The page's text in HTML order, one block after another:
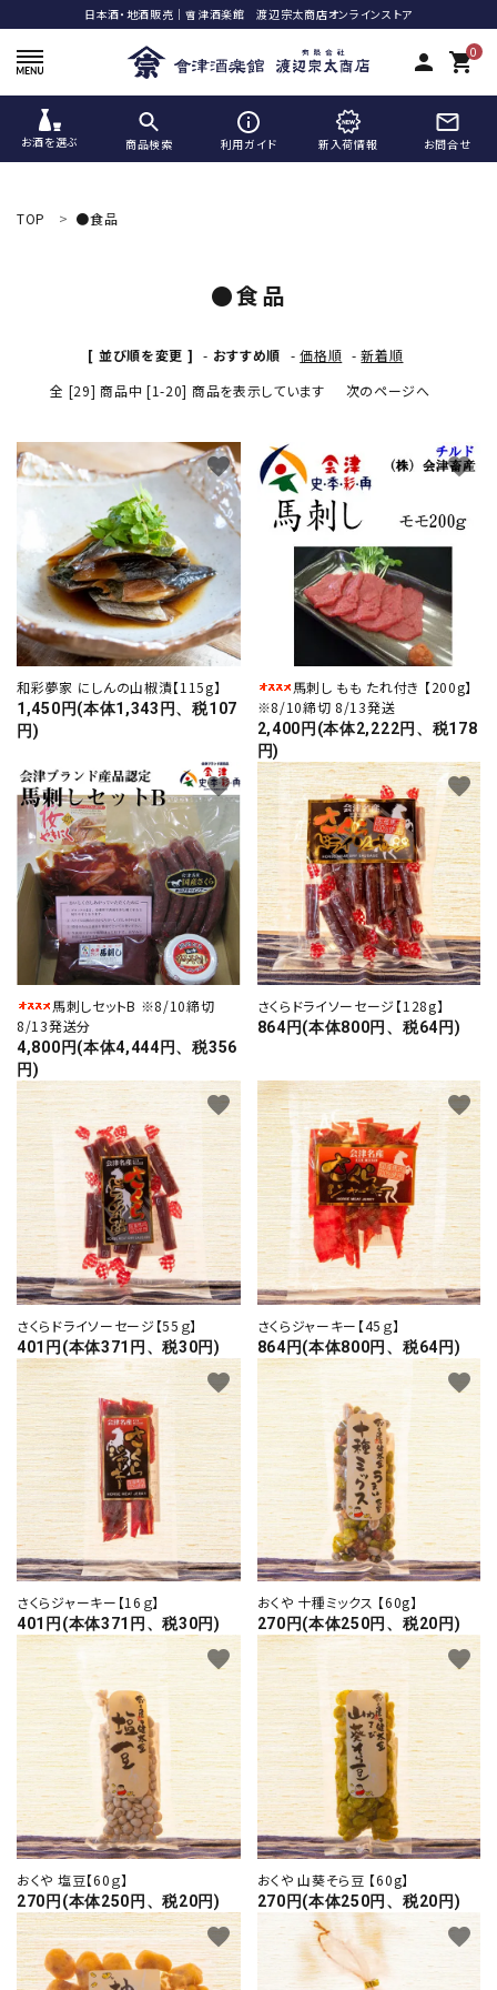
日本酒・地酒販売｜會津酒楽館 渡辺宗太商店オンラインストア
person 0
shopping_cart
お酒を選ぶ 商品検索 利用ガイド 新入荷情報 お問合せ
ようこそ ゲスト 様
search
お酒の種類から選ぶ
新入荷情報
店休日
お知らせ
ガイドライン
プライバシーポリシー
特定商取引法について
お問い合わせ
call
0242-22-1076
schedule 営業時間 - 9:00～19:00
TOP ●食品
●食品
[ 並び順を変更 ] - おすすめ順 -価格順 -新着順
全 [29] 商品中 [1-20] 商品を表示しています
次のページへ
和彩夢家 にしんの山椒漬【115g】
1,450円(本体1,343円、税107
円)
favorite
馬刺し もも たれ付き 【200g】
※8/10締切 8/13発送
2,400円(本体2,222円、税178
円)
favorite
馬刺しセットB ※8/10締切
8/13発送分
4,800円(本体4,444円、税356
円)
favorite
さくらドライソーセージ【128g】
864円(本体800円、税64円)
favorite
さくらドライソーセージ【55ｇ】
401円(本体371円、税30円)
favorite
さくらジャーキー【45ｇ】
864円(本体800円、税64円)
favorite
さくらジャーキー【16ｇ】
401円(本体371円、税30円)
favorite
おくや 十種ミックス 【60g】
270円(本体250円、税20円)
favorite
おくや 塩豆【60ｇ】
270円(本体250円、税20円)
favorite
おくや 山葵そら豆 【60g】
270円(本体250円、税20円)
favorite
favorite favorite